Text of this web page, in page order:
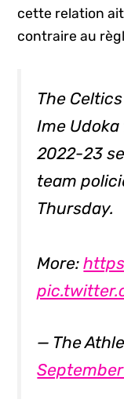
cette relation
contraire au
The
Ime
2022-23
team
Thursday.
More:
— The